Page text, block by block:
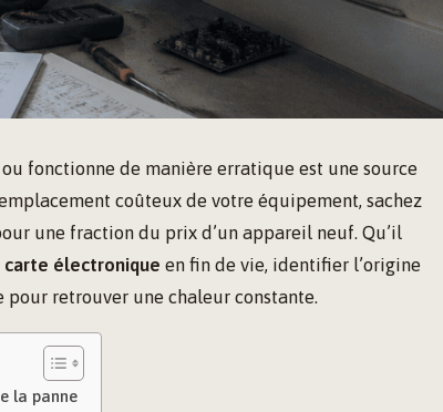
fonctionne de manière erratique est une source
coûteux de votre équipement, sachez
une fraction du prix d’un appareil neuf. Qu’il
carte électronique en fin de vie, identifier l’origine
retrouver une chaleur constante.
la panne